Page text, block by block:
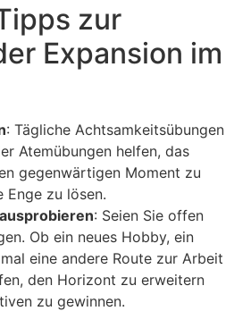
zur
Expansion im
: Tägliche Achtsamkeitsübungen
Atemübungen helfen, das
gegenwärtigen Moment zu
Enge zu lösen.
: Seien Sie offen
Ob ein neues Hobby, ein
eine andere Route zur Arbeit
den Horizont zu erweitern
zu gewinnen.